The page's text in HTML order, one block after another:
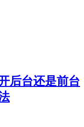
后台还是前台